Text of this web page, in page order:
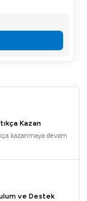
Kazan
kazanmaya devam
ve Destek